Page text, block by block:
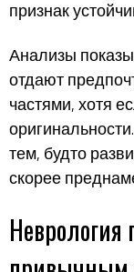
признак
Анализы
отдают
частями, хотя
тем, будто
скорее
Неврология